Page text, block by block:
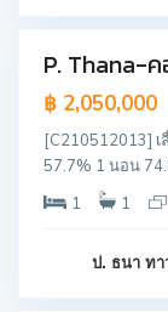
ง
P. Thana-ค
฿ 2,050,000
[C210512013]
57.7% 1 นอน
1
1
ป. ธนา ทา
ม